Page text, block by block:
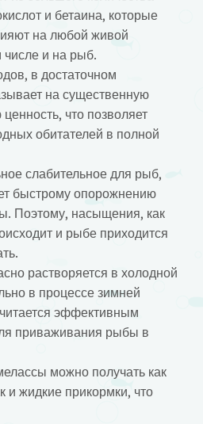
и бетаина, которые
на любой живой
числе и на рыб.
в достаточном
на существенную
ценность, что позволяет
обитателей в полной
слабительное для рыб,
быстрому опорожнению
Поэтому, насыщения, как
и рыбе приходится
растворяется в холодной
в процессе зимней
эффективным
приваживания рыбы в
можно получать как
и жидкие прикормки, что